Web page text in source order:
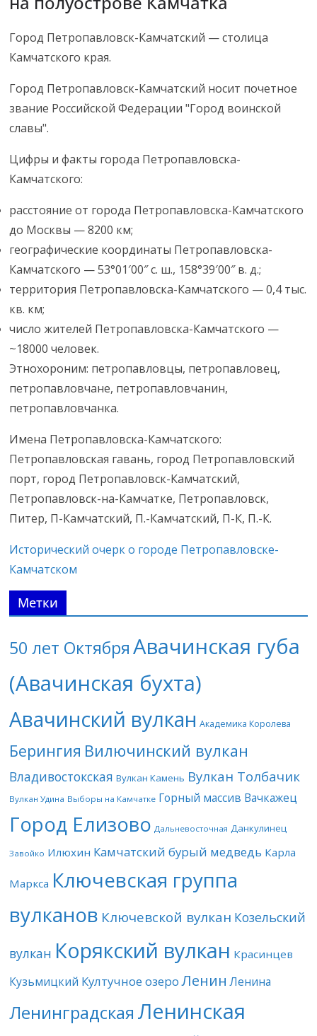
Город Петропавловск-Камчатский — столица
Камчатского края.
Город Петропавловск-Камчатский носит почетное
звание Российской Федерации "Город воинской
славы".
Цифры и факты города Петропавловска-
Камчатского:
расстояние от города Петропавловска-Камчатского
до Москвы — 8200 км;
географические координаты Петропавловска-
Камчатского — 53°01′00″ с. ш., 158°39′00″ в. д.;
территория Петропавловска-Камчатского — 0,4 тыс.
кв. км;
число жителей Петропавловска-Камчатского —
~18000 человек.
Этнохороним: петропавловцы, петропавловец,
петропавловчане, петропавловчанин,
петропавловчанка.
Имена Петропавловска-Камчатского:
Петропавловская гавань, город Петропавловский
порт, город Петропавловск-Камчатский,
Петропавловск-на-Камчатке, Петропавловск,
Питер, П-Камчатский, П.-Камчатский, П-К, П.-К.
Исторический очерк о городе Петропавловске-
Камчатском
Метки
50 лет Октября Авачинская губа
(Авачинская бухта)
Авачинский вулкан Академика Королева
Берингия Вилючинский вулкан
Владивостокская Вулкан Камень Вулкан Толбачик
Вулкан Удина Выборы на Камчатке Горный массив Вачкажец
Город Елизово Дальневосточная Данкулинец
Завойко Илюхин Камчатский бурый медведь Карла
Маркса Ключевская группа
вулканов Ключевской вулкан Козельский
вулкан Корякский вулкан Красинцев
Кузьмицкий Култучное озеро Ленин Ленина
Ленинградская Ленинская